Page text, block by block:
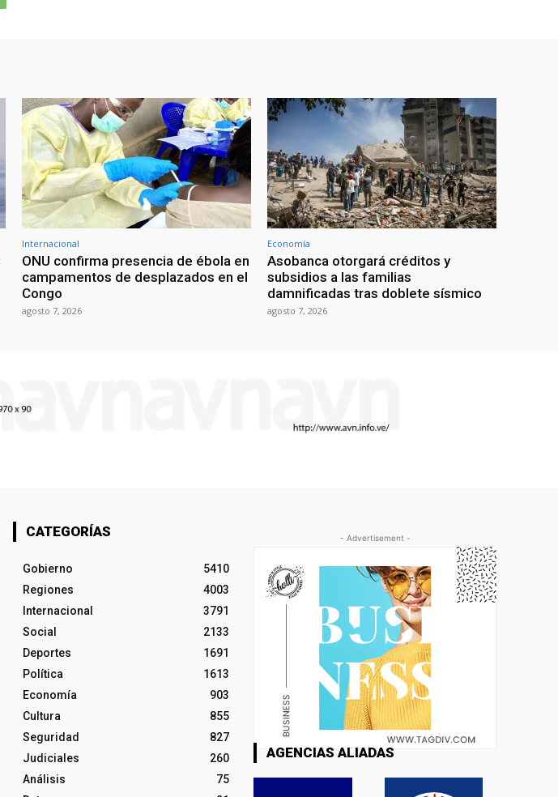
Internacional
ONU confirma presencia de ébola en
campamentos de desplazados en el
Congo
agosto 7, 2026
Economía
Asobanca otorgará créditos y
subsidios a las familias
damnificadas tras doblete sísmico
agosto 7, 2026
CATEGORÍAS
Gobierno
5410
Regiones
4003
Internacional
3791
Social
2133
Deportes
1691
Política
1613
Economía
903
Cultura
855
Seguridad
827
Judiciales
260
Análisis
75
- Advertisement -
AGENCIAS ALIADAS